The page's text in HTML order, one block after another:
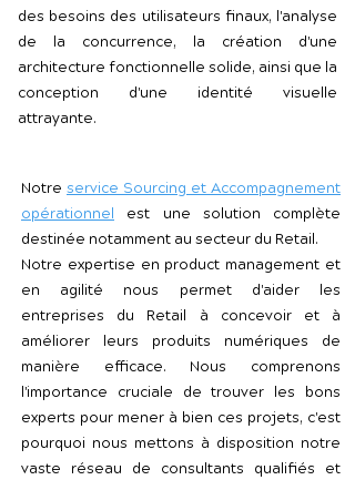
des besoins des utilisateurs finaux, l'analyse
de la concurrence, la création d'une
architecture fonctionnelle solide, ainsi que la
conception d'une identité visuelle
attrayante.
Notre service Sourcing et Accompagnement
opérationnel est une solution complète
destinée notamment au secteur du Retail.
Notre expertise en product management et
en agilité nous permet d'aider les
entreprises du Retail à concevoir et à
améliorer leurs produits numériques de
manière efficace. Nous comprenons
l'importance cruciale de trouver les bons
experts pour mener à bien ces projets, c'est
pourquoi nous mettons à disposition notre
vaste réseau de consultants qualifiés et